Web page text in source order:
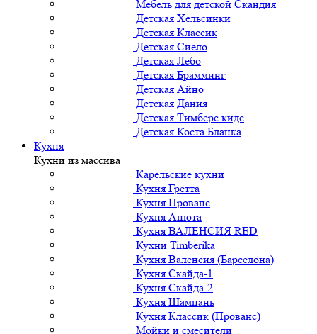
Мебель для детской Скандия
Детская Хельсинки
Детская Классик
Детская Сиело
Детская Лебо
Детская Брамминг
Детская Айно
Детская Дания
Детская Тимберс кидс
Детская Коста Бланка
Кухня
Кухни из массива
Карельские кухни
Кухня Гретта
Кухня Прованс
Кухня Анюта
Кухня ВАЛЕНСИЯ RED
Кухни Timberika
Кухня Валенсия (Барселона)
Кухня Скайда-1
Кухня Скайда-2
Кухня Шампань
Кухня Классик (Прованс)
Мойки и смесители